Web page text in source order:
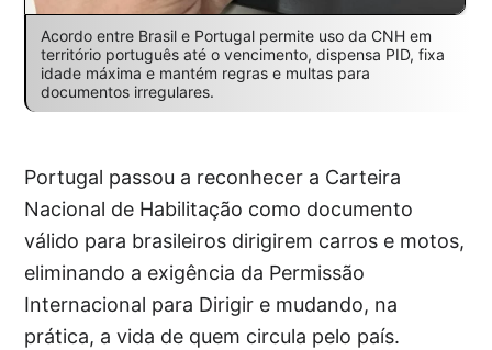
Acordo entre Brasil e Portugal permite uso da CNH em
território português até o vencimento, dispensa PID, fixa
idade máxima e mantém regras e multas para
documentos irregulares.
Portugal passou a reconhecer a Carteira
Nacional de Habilitação como documento
válido para brasileiros dirigirem carros e motos,
eliminando a exigência da Permissão
Internacional para Dirigir e mudando, na
prática, a vida de quem circula pelo país.